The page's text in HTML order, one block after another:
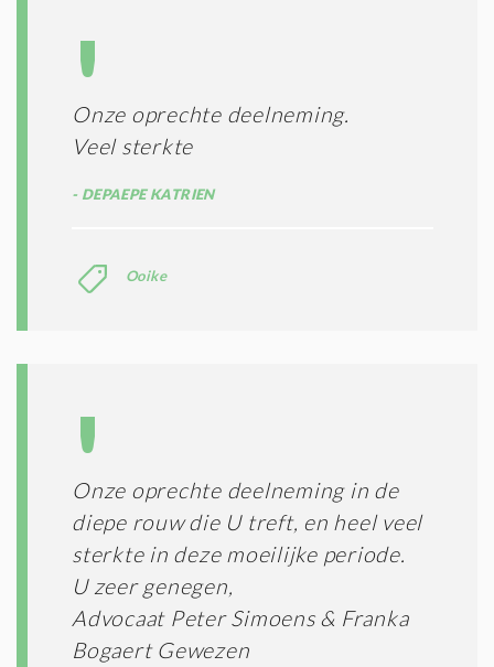
Onze oprechte deelneming.
Veel sterkte
DEPAEPE KATRIEN
Ooike
Onze oprechte deelneming in de
diepe rouw die U treft, en heel veel
sterkte in deze moeilijke periode.
U zeer genegen,
Advocaat Peter Simoens & Franka
Bogaert Gewezen